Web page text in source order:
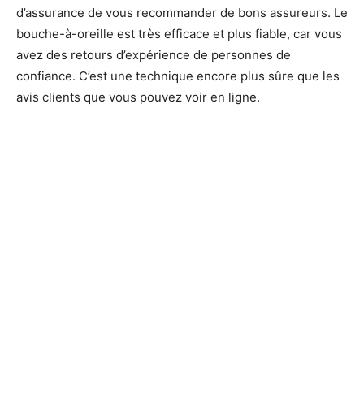
d’assurance de vous recommander de bons assureurs. Le
bouche-à-oreille est très efficace et plus fiable, car vous
avez des retours d’expérience de personnes de
confiance. C’est une technique encore plus sûre que les
avis clients que vous pouvez voir en ligne.